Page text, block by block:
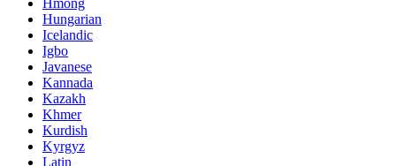
Hmong
Hungarian
Icelandic
Igbo
Javanese
Kannada
Kazakh
Khmer
Kurdish
Kyrgyz
Latin